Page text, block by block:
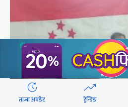
ताजा अपडेट ट्रेन्डिङ